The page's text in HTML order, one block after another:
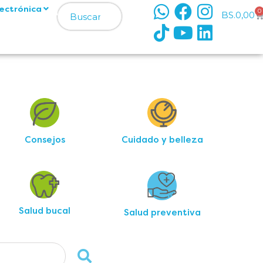
BS.0,00 0
Consejos Cuidado y belleza
Salud bucal Salud preventiva